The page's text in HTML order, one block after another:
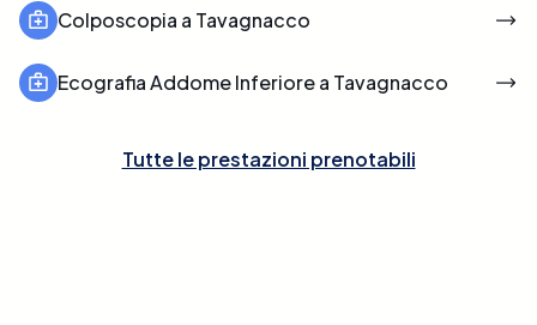
Colposcopia a Tavagnacco
Ecografia Addome Inferiore a Tavagnacco
Tutte le prestazioni prenotabili